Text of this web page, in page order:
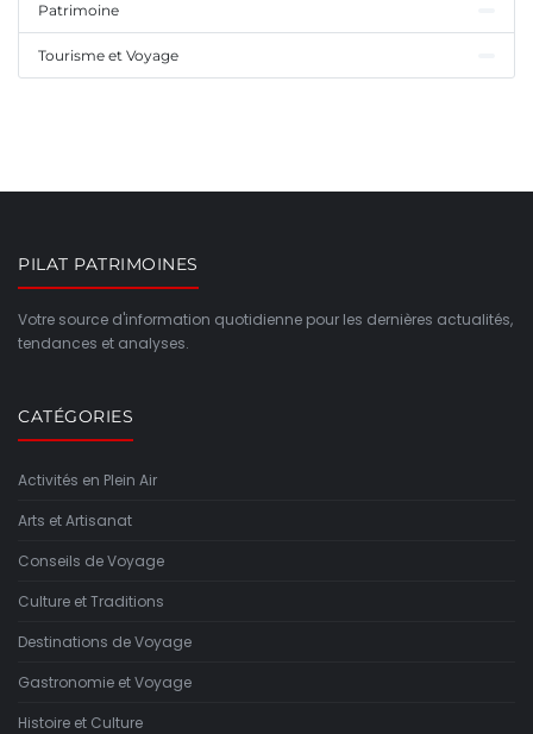
Patrimoine
Tourisme et Voyage
PILAT PATRIMOINES
Votre source d'information quotidienne pour les dernières actualités,
tendances et analyses.
CATÉGORIES
Activités en Plein Air
Arts et Artisanat
Conseils de Voyage
Culture et Traditions
Destinations de Voyage
Gastronomie et Voyage
Histoire et Culture